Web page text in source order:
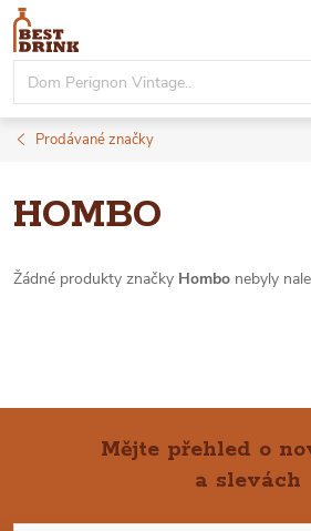
Přejít
obsah
Prodávané značky
HOMBO
Žádné produkty značky Hombo nebyly
Mějte přehled o
a slevách